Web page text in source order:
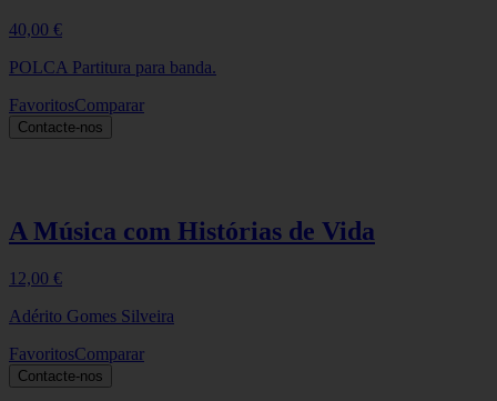
40,00 €
POLCA Partitura para banda.
FavoritosComparar
Contacte-nos
A Música com Histórias de Vida
12,00 €
Adérito Gomes Silveira
FavoritosComparar
Contacte-nos